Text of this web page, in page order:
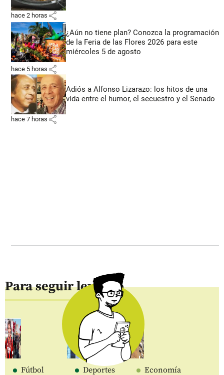
hace 2 horas share
¿Aún no tiene plan? Conozca la programación
de la Feria de las Flores 2026 para este
miércoles 5 de agosto
hace 5 horas share
Adiós a Alfonso Lizarazo: los hitos de una
vida entre el humor, el secuestro y el Senado
hace 7 horas share
Para seguir leyendo
Fútbol Deportes Economía